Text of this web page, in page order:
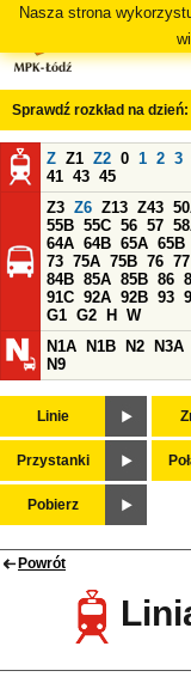
Nasza strona
Sprawdź rozkład na dzień:
Z Z1 Z2 0 1 2 3
41 43 45
Z3 Z6 Z13 Z43
55B 55C 56 57
64A 64B 65A 65B
73 75A 75B 76 77
84B 85A 85B 86
91C 92A 92B 93
G1 G2 H
W
N1A
N1B N2 N3A
N9
Linie
Przystanki
Pobierz
Powrót